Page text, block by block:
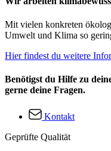
Mit vielen konkreten
Umwelt und Klima so
Hier findest du weitere
Benötigst du Hilfe zu
gerne deine Fragen.
Kontakt
Geprüfte Qualität